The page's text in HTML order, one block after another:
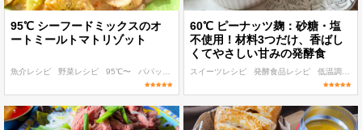
95℃ シーフードミックスのオ
ートミールトマトリゾット
魚介レシピ 野菜レシピ 95℃〜 パパッと作れる ボディメイク
60℃ ピーナッツ麹：砂糖・塩
不使用！材料3つだけ、香ばし
くてやさしい甘みの発酵食
スイーツレシピ 発酵食品レシピ 低温調理 麹・発酵食レシピ